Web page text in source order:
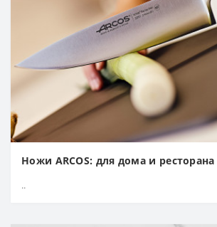
Ножи ARCOS: для дома и ресторана
..